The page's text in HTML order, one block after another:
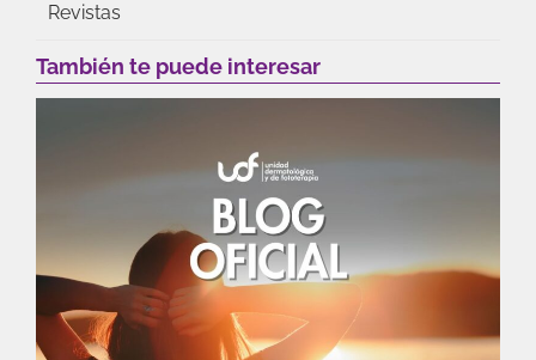
Revistas
También te puede interesar